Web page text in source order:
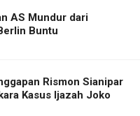
AS Mundur dari
Buntu
Rismon Sianipar
Kasus Ijazah Joko